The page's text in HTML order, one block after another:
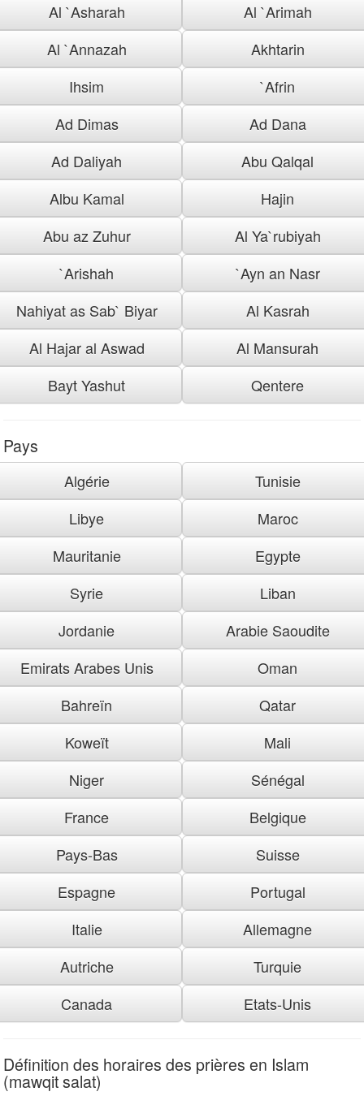
Al `Asharah
Al `Arimah
Al `Annazah
Akhtarin
Ihsim
`Afrin
Ad Dimas
Ad Dana
Ad Daliyah
Abu Qalqal
Albu Kamal
Hajin
Abu az Zuhur
Al Ya`rubiyah
`Arishah
`Ayn an Nasr
Nahiyat as Sab` Biyar
Al Kasrah
Al Hajar al Aswad
Al Mansurah
Bayt Yashut
Qentere
Pays
Algérie
Tunisie
Libye
Maroc
Mauritanie
Egypte
Syrie
Liban
Jordanie
Arabie Saoudite
Emirats Arabes Unis
Oman
Bahreïn
Qatar
Koweït
Mali
Niger
Sénégal
France
Belgique
Pays-Bas
Suisse
Espagne
Portugal
Italie
Allemagne
Autriche
Turquie
Canada
Etats-Unis
Définition des horaires des prières en Islam
(mawqit salat)